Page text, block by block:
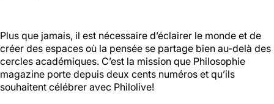
En savoir plus
Le Toit
Plus que jamais, il est nécessaire d’éclairer le monde et de
créer des espaces où la pensée se partage bien au-delà des
cercles académiques. C’est la mission que Philosophie
magazine porte depuis deux cents numéros et qu’ils
souhaitent célébrer avec Philolive!